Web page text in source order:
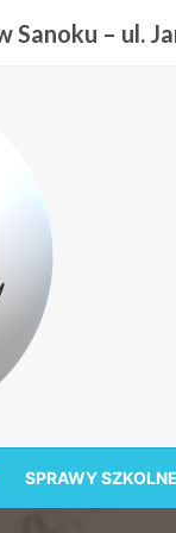
Sanoku – ul.
SPRAWY SZKOLNE